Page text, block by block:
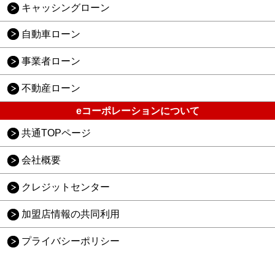
キャッシングローン
自動車ローン
事業者ローン
不動産ローン
eコーポレーションについて
共通TOPページ
会社概要
クレジットセンター
加盟店情報の共同利用
プライバシーポリシー